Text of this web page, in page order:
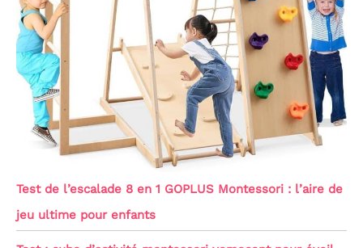
Test de l’escalade 8 en 1 GOPLUS Montessori : l’aire de
jeu ultime pour enfants